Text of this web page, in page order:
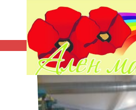
Откриване на
централна сграда на